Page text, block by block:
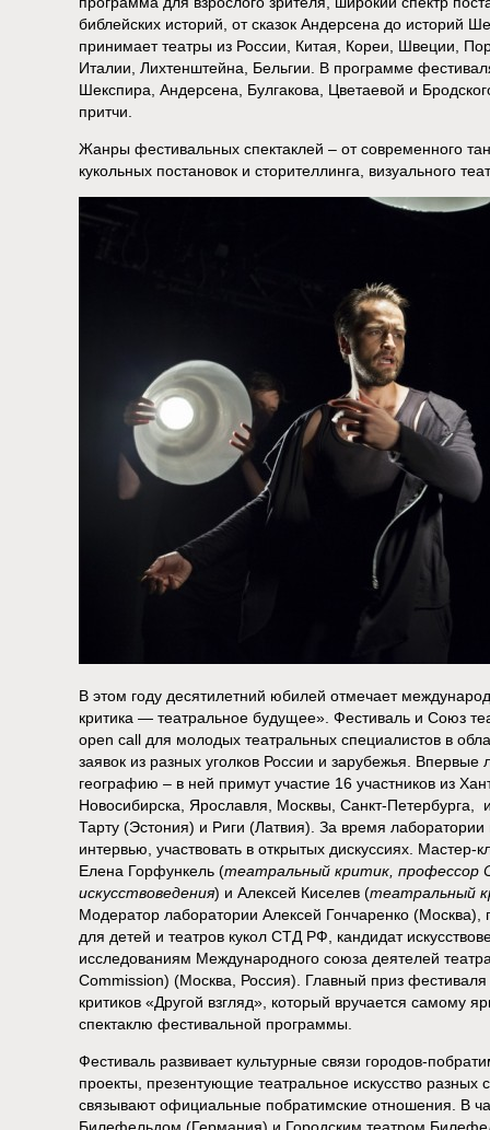
библейских историй, от сказок Андерсена до историй
принимает театры из России, Китая, Кореи, Швеции,
Италии, Лихтенштейна, Бельгии. В программе
Шекспира, Андерсена, Булгакова, Цветаевой и
притчи.
Жанры фестивальных спектаклей – от современного
кукольных постановок и сторителлинга, визуального
В этом году десятилетний юбилей отмечает
критика — театральное будущее». Фестиваль и Союз
open call для молодых театральных специалистов в
заявок из разных уголков России и зарубежья.
географию – в ней примут участие 16 участников из
Новосибирска, Ярославля, Москвы, Санкт-Петербурга,
Тарту (Эстония) и Риги (Латвия). За время лаборатории
интервью, участвовать в открытых дискуссиях. Мастер-
Елена Горфункель (театральный критик, профессор
искусствоведения) и Алексей Киселев (театральный
Модератор лаборатории Алексей Гончаренко (Москва),
для детей и театров кукол СТД РФ, кандидат
исследованиям Международного союза деятелей
Commission) (Москва, Россия). Главный приз
критиков «Другой взгляд», который вручается самому
спектаклю фестивальной программы.
Фестиваль развивает культурные связи городов-
проекты, презентующие театральное искусство разных
связывают официальные побратимские отношения. В